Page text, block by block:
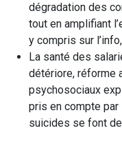
dégradation des
tout en amplifiant
y compris sur
La santé des
détériore, réforme
psychosociaux
pris en compte
suicides se font